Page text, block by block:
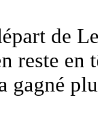
de
reste en
gagné